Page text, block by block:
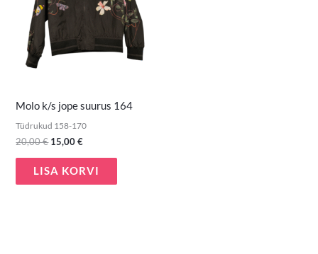
Molo k/s jope suurus 164
Tüdrukud 158-170
20,00€ 15,00€
LISA KORVI